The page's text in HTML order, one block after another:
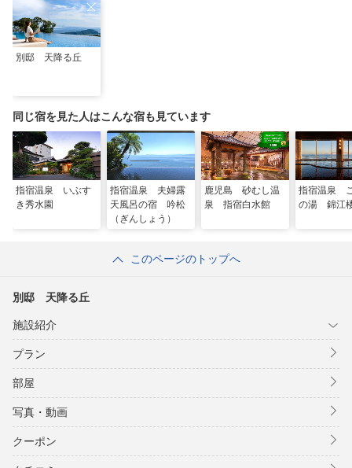
別邸 天降る丘
同じ宿を見た人はこんな宿も見ています
指宿温泉 いぶす
き秀水園
指宿温泉 夫婦露
天風呂の宿 吟松
（ぎんしょう）
鹿児島 砂むし温
泉 指宿白水館
指宿温泉
の湯 錦江
このページのトップへ
別邸 天降る丘
施設紹介
プラン
部屋
写真・動画
クーポン